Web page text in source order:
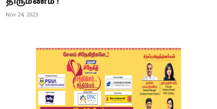
Nov 24, 2023